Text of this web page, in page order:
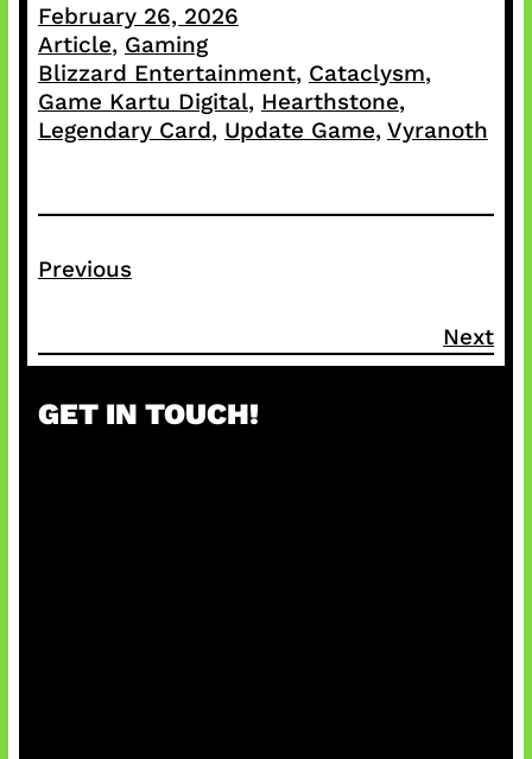
February 26, 2026
Article, Gaming
Blizzard Entertainment, Cataclysm ,
Game Kartu Digital, Hearthstone ,
Legendary Card, Update Game, Vyranoth
Previous
Next
GET IN TOUCH!